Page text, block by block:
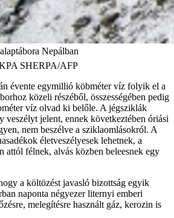
Nepálban
SHERPA/AFP
évente egymillió köbméter víz folyik el a
közeli részéből, összességében pedig
víz olvad ki belőle. A jégsziklák
veszélyt jelent, ennek következtében óriási
nem beszélve a sziklaomlásokról. A
életveszélyesek lehetnek, a
attól félnek, alvás közben beleesnek egy
a költözést javasló bizottság egyik
naponta négyezer liternyi emberi
melegítésre használt gáz, kerozin is